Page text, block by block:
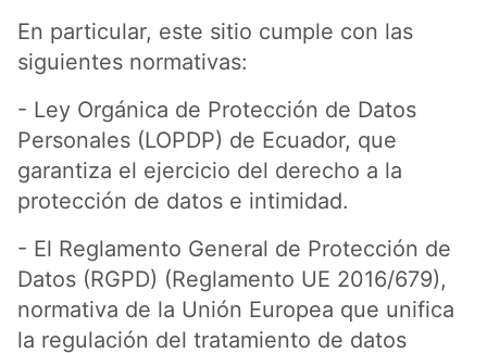
En particular, este sitio cumple con las
siguientes normativas:
- Ley Orgánica de Protección de Datos
Personales (LOPDP) de Ecuador, que
garantiza el ejercicio del derecho a la
protección de datos e intimidad.
- El Reglamento General de Protección de
Datos (RGPD) (Reglamento UE 2016/679),
normativa de la Unión Europea que unifica
la regulación del tratamiento de datos